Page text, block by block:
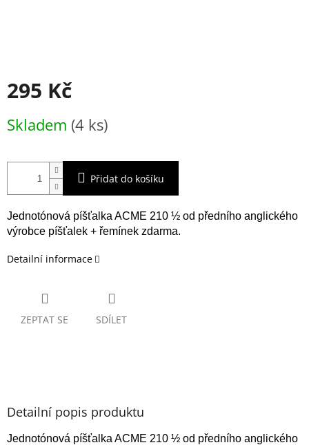
295 Kč
cena:
Skladem (4 ks)
Přidat do košíku
Jednotónová píšťalka ACME 210 ½ od předního anglického
výrobce píšťalek + řemínek zdarma.
Detailní informace
ZEPTAT SE SDÍLET
Detailní popis produktu
Jednotónová píšťalka ACME 210 ½ od předního anglického